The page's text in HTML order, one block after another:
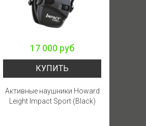
17 000 руб
КУПИТЬ
Активные наушники Howard
Leight Impact Sport (Black)